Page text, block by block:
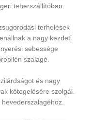
teherszállítóban.
terhelések
a nagy kezdeti
sebessége
szalagé.
és nagy
kötegelésére szolgál.